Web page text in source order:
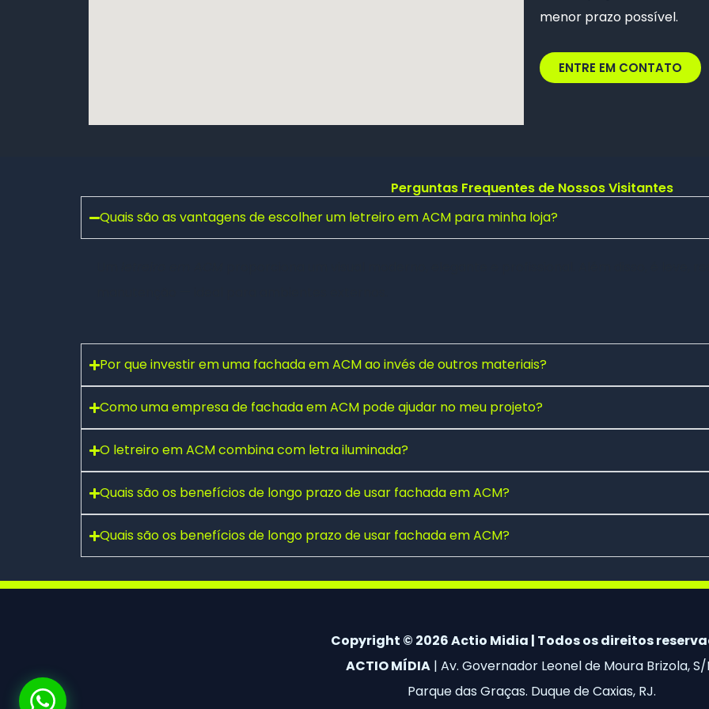
menor prazo possível.
ENTRE EM CONTATO
Perguntas Frequentes de Nossos Visitantes
Quais são as vantagens de escolher um letreiro em ACM para minha loja?
Por que investir em uma fachada em ACM ao invés de outros materiais?
Como uma empresa de fachada em ACM pode ajudar no meu projeto?
O letreiro em ACM combina com letra iluminada?
Quais são os benefícios de longo prazo de usar fachada em ACM?
Quais são os benefícios de longo prazo de usar fachada em ACM?
Copyright © 2026 Actio Midia | Todos os direitos
ACTIO MÍDIA | Av. Governador Leonel de Moura Brizola, S/
Parque das Graças. Duque de Caxias, RJ.
Preencha seus dados e falaremos agora!
(opcional)
Seu WhatsApp*